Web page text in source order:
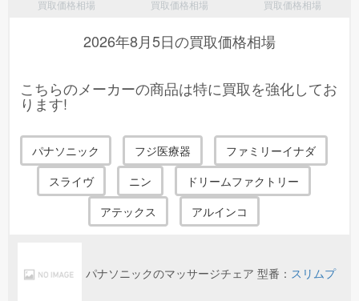
shuy*******様(東京都)より、無線LANルーター(Wi-Fiルーター) TP-
製) 1点の査定依頼が御座いました！
shuy*******様(東京都)より、無線LANルーター(Wi-Fiルーター)
座いました！
shuy*******様(東京都)より、無線LANルーター(Wi-Fiルーター)
RG58/U Extension Coax Cable 中古品(状態が良い) (2025年製)
10点の査定依頼が御座いました！
買取価格相場 買取価格相場 買取価格相場
2026年8月5日の買取価格相場
こちらのメーカーの商品は特に買取を強化してお
ります!
パナソニック フジ医療器
ファミリーイナダ
スライヴ
ニン
ドリームファクトリー
アテックス
アルインコ
パナソニックのマッサージチェア 型番： スリムプ